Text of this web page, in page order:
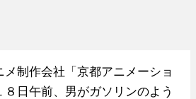
制作会社「京都アニメーショ
８日午前、男がガソリンのよう